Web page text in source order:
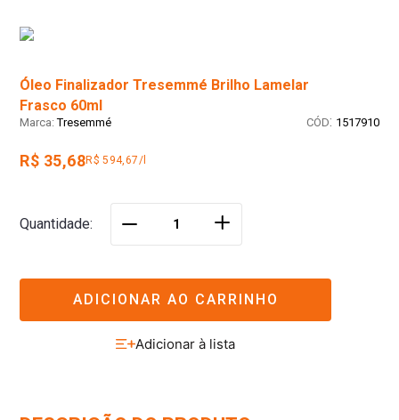
Óleo Finalizador Tresemmé Brilho Lamelar
Frasco 60ml
Tresemmé : 1517910
R$ 35,68R$ 594,67/l
Quantidade ＋
ADICIONAR AO CARRINHO